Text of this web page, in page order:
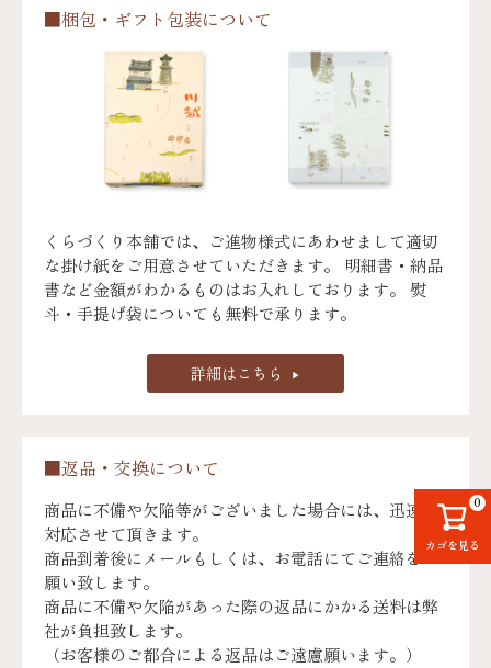
カゴを見る
0
■梱包・ギフト包装について
くらづくり本舗では、ご進物様式にあわせまして適切
な掛け紙をご用意させていただきます。 明細書・納品
書など金額がわかるものはお入れしております。 熨
斗・手提げ袋についても無料で承ります。
詳細はこちら
■返品・交換について
商品に不備や欠陥等がございました場合には、迅速に
対応させて頂きます。
商品到着後にメールもしくは、お電話にてご連絡をお
願い致します。
商品に不備や欠陥があった際の返品にかかる送料は弊
社が負担致します。
（お客様のご都合による返品はご遠慮願います。）